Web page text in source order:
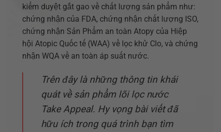
kiểm duyệt gắt gao về chất lượng sản phẩm như:
chứng nhận của FDA, chứng nhận chất lượng ISO,
chứng nhận Sản Phẩm an toàn Atopy của Hiệp
hội Atopic Quốc tế (WAA) về lọc khử Clo, và chứng
nhận WQA về an toàn áp suất nước.
Trên đây là những thông tin khái
quát về sản phẩm lõi lọc nước
Take Appeal. Hy vọng bài viết đã
hữu ích trong quá trình bạn tìm